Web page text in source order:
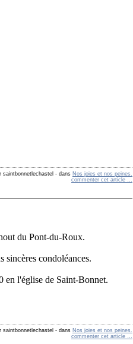
saintbonnetlechastel - dans Nos joies et nos peines.
commenter cet article …
du Pont-du-Roux.
sincères condoléances.
en l'église de Saint-Bonnet.
saintbonnetlechastel - dans Nos joies et nos peines.
commenter cet article …